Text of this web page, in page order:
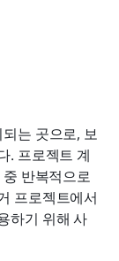
는 곳으로, 보
. 프로젝트 계
반복적으로
프로젝트에서
하기 위해 사